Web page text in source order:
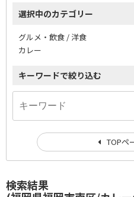
検索結果
選択中のカテゴリー
グルメ・飲食 / 洋食
カレー
キーワードで絞り込む
TOPペ